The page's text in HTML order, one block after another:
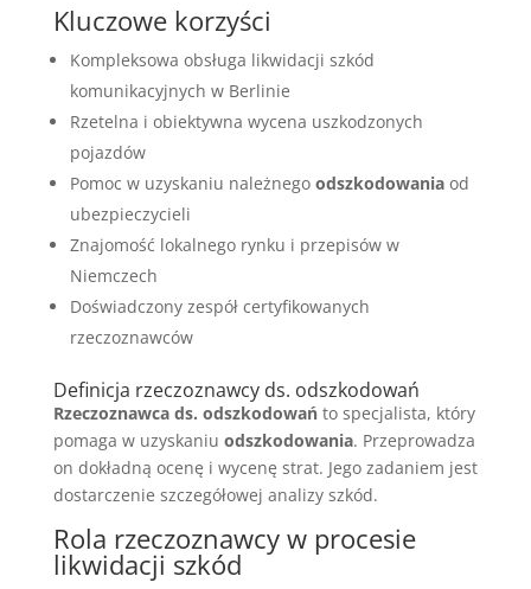
Kluczowe korzyści
Kompleksowa obsługa likwidacji szkód
komunikacyjnych w Berlinie
Rzetelna i obiektywna wycena uszkodzonych
pojazdów
Pomoc w uzyskaniu należnego odszkodowaniaod
ubezpieczycieli
Znajomość lokalnego rynku i przepisów w
Niemczech
Doświadczony zespół certyfikowanych
rzeczoznawców
Definicja rzeczoznawcy ds. odszkodowań
Rzeczoznawca ds. odszkodowańto specjalista, który
pomaga w uzyskaniu odszkodowania. Przeprowadza
on dokładną ocenę i wycenę strat. Jego zadaniem jest
dostarczenie szczegółowej analizy szkód.
Rola rzeczoznawcy w procesie
likwidacji szkód